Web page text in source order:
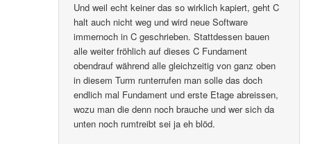
Und weil echt keiner das so wirklich kapiert, geht C
halt auch nicht weg und wird neue Software
immernoch in C geschrieben. Stattdessen bauen
alle weiter fröhlich auf dieses C Fundament
obendrauf während alle gleichzeitig von ganz oben
in diesem Turm runterrufen man solle das doch
endlich mal Fundament und erste Etage abreissen,
wozu man die denn noch brauche und wer sich da
unten noch rumtreibt sei ja eh blöd.